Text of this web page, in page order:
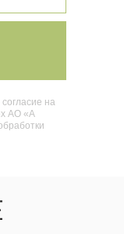
на
АО «А